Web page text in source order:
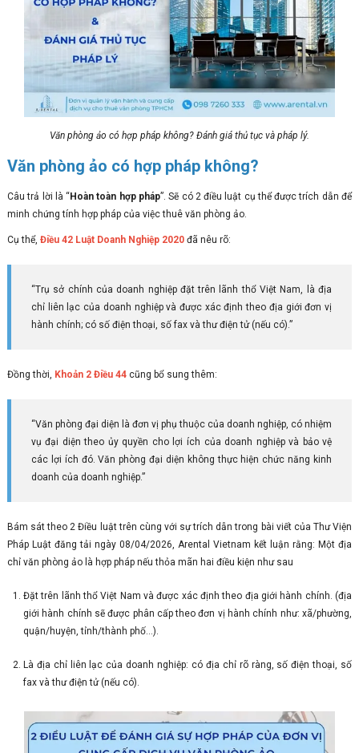
Văn phòng ảo có hợp pháp không? Đánh giá thủ tục và pháp lý.
Văn phòng ảo có hợp pháp không?
Câu trả lời là “ Hoàn toàn hợp pháp”. Sẽ có 2 điều luật cụ thể được trích dẫn để
minh chứng tính hợp pháp của việc thuê văn phòng ảo.
Cụ thể, Điều 42 Luật Doanh Nghiệp 2020đã nêu rõ:
“Trụ sở chính của doanh nghiệp đặt trên lãnh thổ Việt Nam, là địa
chỉ liên lạc của doanh nghiệp và được xác định theo địa giới đơn vị
hành chính; có số điện thoại, số fax và thư điện tử (nếu có).”
Đồng thời, Khoản 2 Điều 44cũng bổ sung thêm:
“Văn phòng đại diện là đơn vị phụ thuộc của doanh nghiệp, có nhiệm
vụ đại diện theo ủy quyền cho lợi ích của doanh nghiệp và bảo vệ
các lợi ích đó. Văn phòng đại diện không thực hiện chức năng kinh
doanh của doanh nghiệp.”
Bám sát theo 2 Điều luật trên cùng với sự trích dẫn trong bài viết của Thư Viện
Pháp Luật đăng tải ngày 08/04/2026, Arental Vietnam kết luận rằng: Một địa
chỉ văn phòng ảo là hợp pháp nếu thỏa mãn hai điều kiện như sau
Đặt trên lãnh thổ Việt Nam và được xác định theo địa giới hành chính. (địa
giới hành chính sẽ được phân cấp theo đơn vị hành chính như: xã/phường,
quận/huyện, tỉnh/thành phố…).
Là địa chỉ liên lạc của doanh nghiệp: có địa chỉ rõ ràng, số điện thoại, số
fax và thư điện tử (nếu có).